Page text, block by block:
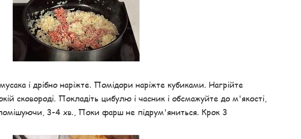
і дрібно наріжте. Помідори наріжте кубиками. Нагрійте
сковороді. Покладіть цибулю і часник і обсмажуйте до м'якості,
3-4 хв., Поки фарш не підрум'яниться. Крок 3